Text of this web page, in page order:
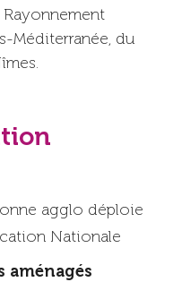
Méditerranée, du
agglo déploie
Nationale
aménagés